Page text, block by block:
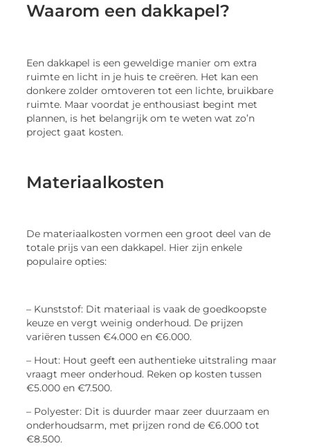
Waarom een dakkapel?
Een dakkapel is een geweldige manier om extra
ruimte en licht in je huis te creëren. Het kan een
donkere zolder omtoveren tot een lichte, bruikbare
ruimte. Maar voordat je enthousiast begint met
plannen, is het belangrijk om te weten wat zo’n
project gaat kosten.
Materiaalkosten
De materiaalkosten vormen een groot deel van de
totale prijs van een dakkapel. Hier zijn enkele
populaire opties:
– Kunststof: Dit materiaal is vaak de goedkoopste
keuze en vergt weinig onderhoud. De prijzen
variëren tussen €4.000 en €6.000.
– Hout: Hout geeft een authentieke uitstraling maar
vraagt meer onderhoud. Reken op kosten tussen
€5.000 en €7.500.
– Polyester: Dit is duurder maar zeer duurzaam en
onderhoudsarm, met prijzen rond de €6.000 tot
€8.500.